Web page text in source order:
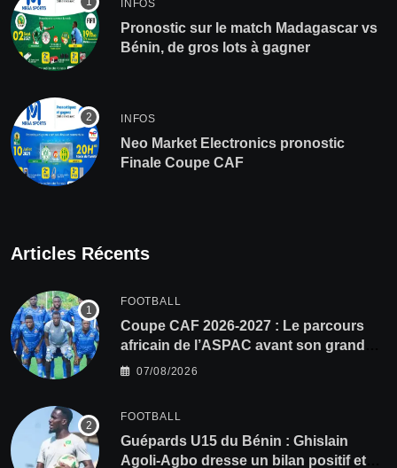
INFOS
Pronostic sur le match Madagascar vs
Bénin, de gros lots à gagner
INFOS
Neo Market Electronics pronostic
Finale Coupe CAF
Articles Récents
FOOTBALL
Coupe CAF 2026-2027 : Le parcours
africain de l’ASPAC avant son grand
retour
07/08/2026
FOOTBALL
Guépards U15 du Bénin : Ghislain
Agoli-Agbo dresse un bilan positif et